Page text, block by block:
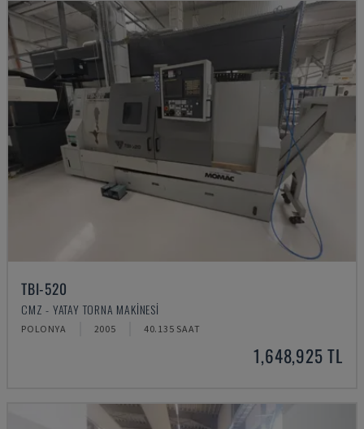
TBI-520
CMZ - YATAY TORNA MAKINESI
POLONYA 2005 40.135 SAAT
1,648,925 TL